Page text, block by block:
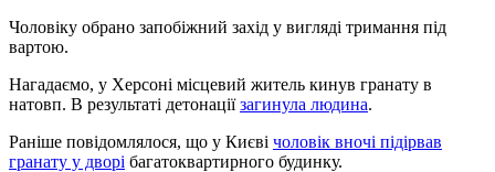
Чоловіку обрано запобіжний захід у вигляді тримання під
вартою.
Нагадаємо, у Херсоні місцевий житель кинув гранату в
натовп. В результаті детонаціїзагинула людина.
Раніше повідомлялося, що у Києві чоловік вночі підірвав
гранату у дворі багатоквартирного будинку.